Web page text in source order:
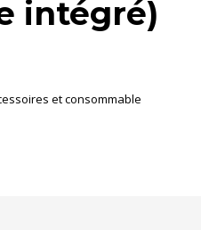
intégré)
et consommable